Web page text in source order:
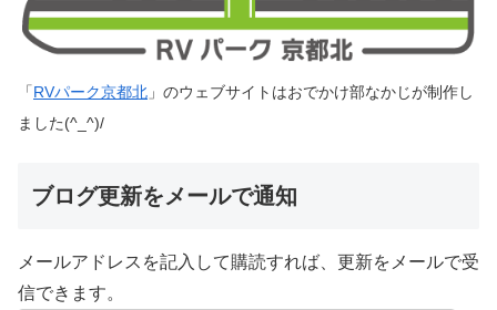
「RVパーク京都北 」のウェブサイトはおでかけ部なかじが制作し
ました(^_^)/
ブログ更新をメールで通知
メールアドレスを記入して購読すれば、更新をメールで受
信できます。